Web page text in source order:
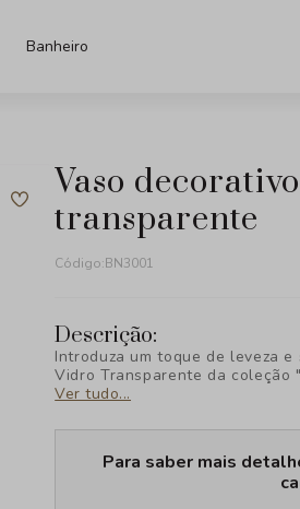
Banheiro
vaso decorativo em vidro
transparente
Código:BN3001
Descrição:
Introduza um toque de leveza
Vidro Transparente da coleção
simplicidade do design
qualquer ambiente.
Ver tudo...
Para saber mais